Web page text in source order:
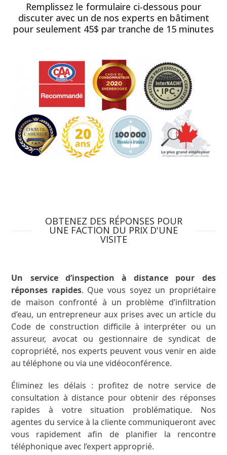
Remplissez le formulaire ci-dessous pour
discuter avec un de nos experts en bâtiment
pour seulement 45$ par tranche de 15 minutes
OBTENEZ DES RÉPONSES POUR
UNE FACTION DU PRIX D'UNE
VISITE
Un service d’inspection à distance pour des
réponses rapides. Que vous soyez un propriétaire
de maison confronté à un problème d’infiltration
d’eau, un entrepreneur aux prises avec un article du
Code de construction difficile à interpréter ou un
assureur, avocat ou gestionnaire de syndicat de
copropriété, nos experts peuvent vous venir en aide
au téléphone ou via une vidéoconférence.
Éliminez les délais : profitez de notre service de
consultation à distance pour obtenir des réponses
rapides à votre situation problématique. Nos
agentes du service à la cliente communiqueront avec
vous rapidement afin de planifier la rencontre
téléphonique avec l’expert approprié.